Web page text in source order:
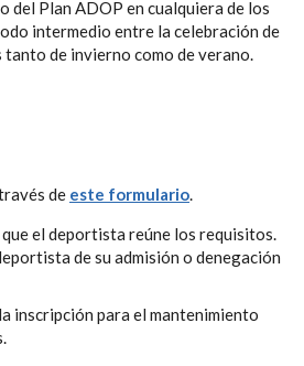
del Plan ADOP en cualquiera de los
intermedio entre la celebración de
tanto de invierno como de verano.
de este formulario.
el deportista reúne los requisitos.
de su admisión o denegación
inscripción para el mantenimiento